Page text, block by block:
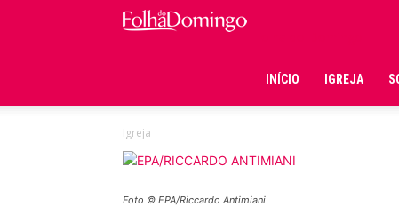
INÍCIO IGREJA
Igreja
Foto © EPA/Riccardo Antimiani